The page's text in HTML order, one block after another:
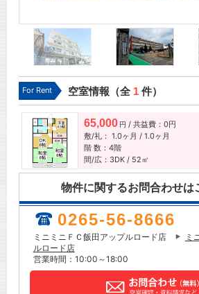
For Rent 空室情報（全 1件）
65,000 円 / 共益費：0円
敷/礼： 1.0ヶ月 / 1.0ヶ月
階 数：4階
間/広：3DK / 52㎡
物件に関するお問合わせは
0265-56-8666
ミニミニＦＣ飯田アップルロード店
ミ
ルロード店
営業時間：10:00～18:00